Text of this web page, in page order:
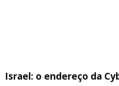
Israel: o endereço da